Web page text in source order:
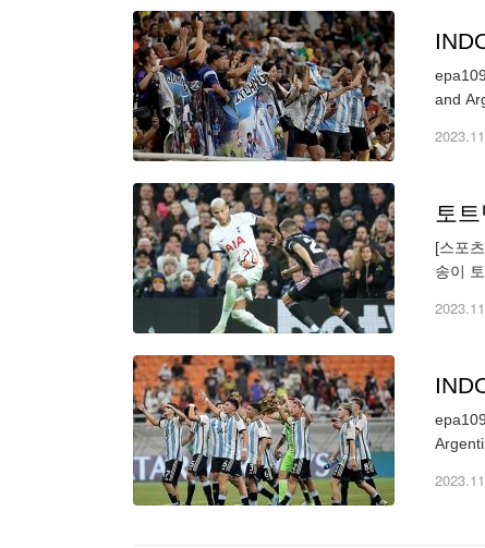
and
토
[스포
송이